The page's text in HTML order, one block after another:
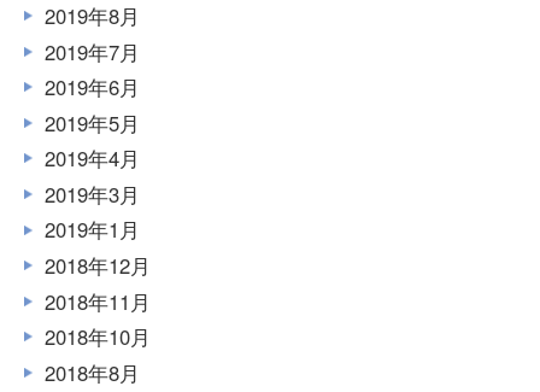
2019年8月
2019年7月
2019年6月
2019年5月
2019年4月
2019年3月
2019年1月
2018年12月
2018年11月
2018年10月
2018年8月